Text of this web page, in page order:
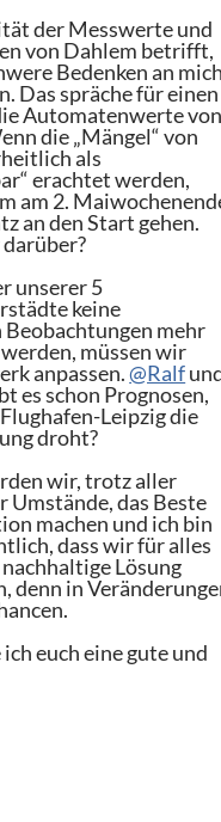
der Messwerte und
von Dahlem betrifft,
Bedenken an
Das spräche für einen
Automatenwerte
die „Mängel“ von
als
erachtet werden,
am 2.
an den Start gehen.
unserer 5
keine
Beobachtungen mehr
müssen wir
anpassen.@Ralf
es schon Prognosen,
Leipzig die
droht?
wir, trotz aller
Umstände, das Beste
machen und ich bin
dass wir für alles
Lösung
denn in
euch eine gute und